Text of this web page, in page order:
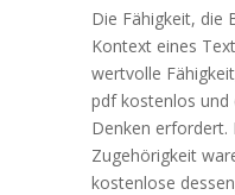
Die Fähigkeit, die
Kontext eines
wertvolle
pdf kostenlos und
Denken erfordert.
Zugehörigkeit
kostenlose